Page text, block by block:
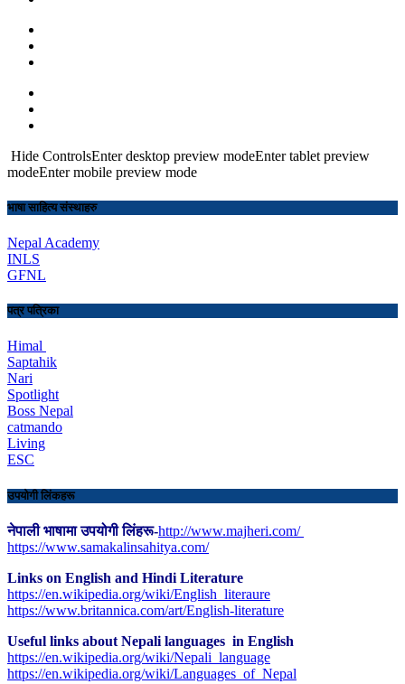
Hide ControlsEnter desktop preview modeEnter tablet preview
modeEnter mobile preview mode
भाषा साहित्य संस्थाहरु
Nepal Academy
INLS
GFNL
पत्र पत्रिका
Himal
Saptahik
Nari
Spotlight
Boss Nepal
catmando
Living
ESC
उपयोगी लिंकहरू
नेपाली भाषामा उपयोगी लिंहरू-http://www.majheri.com/
https://www.samakalinsahitya.com/
Links on English and Hindi Literature
https://en.wikipedia.org/wiki/English_literaure
https://www.britannica.com/art/English-literature
Useful links about Nepali languages in English
https://en.wikipedia.org/wiki/Nepali_language
https://en.wikipedia.org/wiki/Languages_of_Nepal